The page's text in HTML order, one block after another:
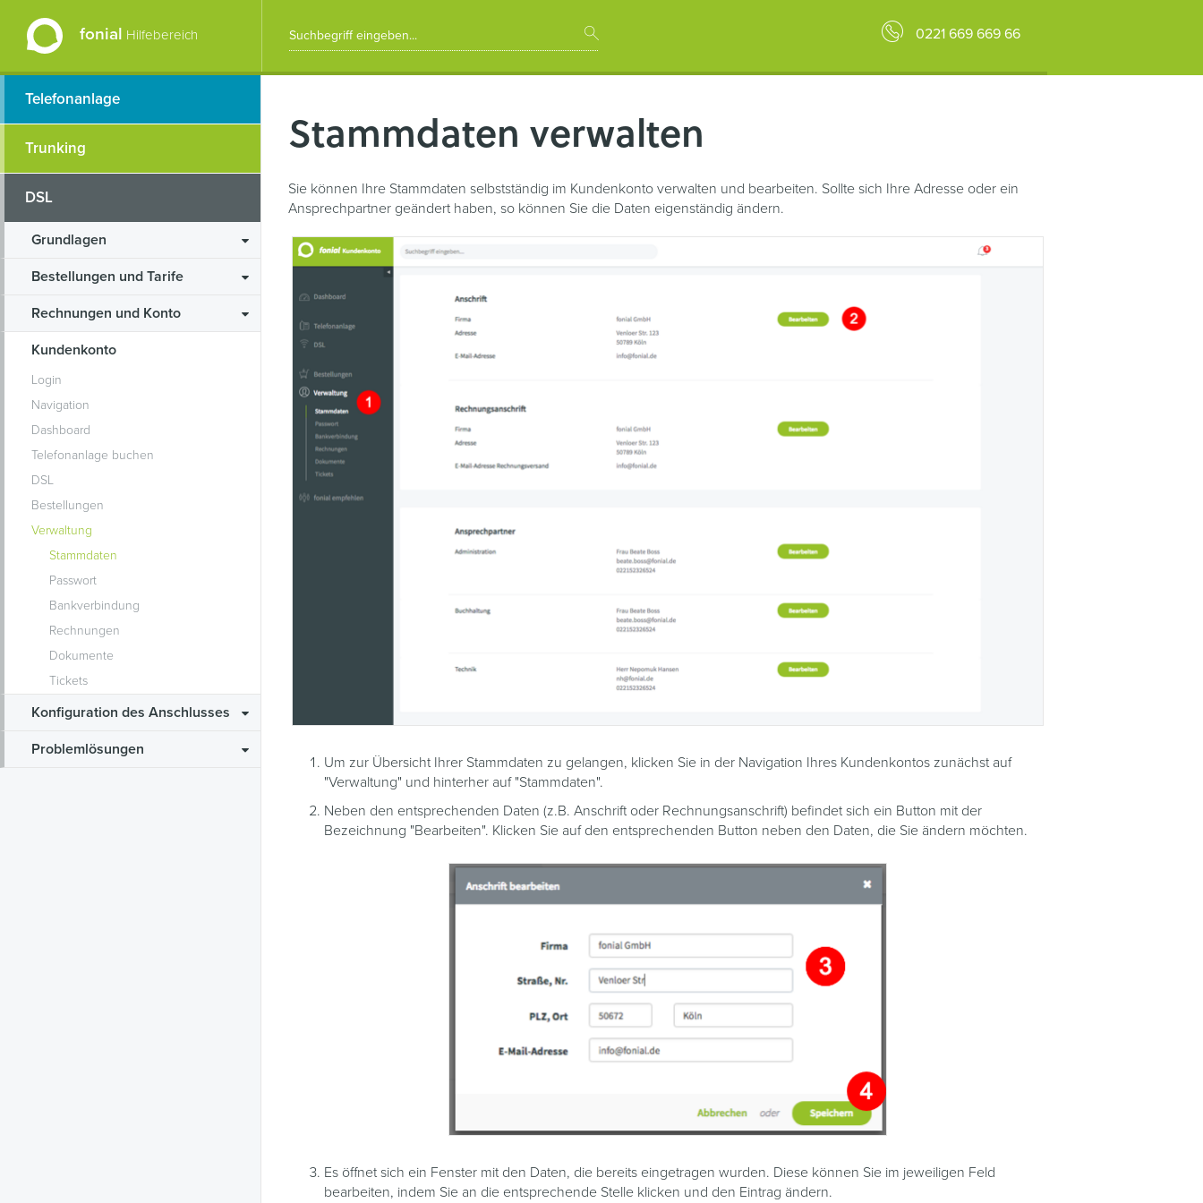
fonial Hilfebereich 0221 669 669 66
Telefonanlage
Trunking
DSL
Grundlagen
Bestellungen und Tarife
Rechnungen und Konto
Kundenkonto
Login
Navigation
Dashboard
Telefonanlage buchen
DSL
Bestellungen
Verwaltung
Stammdaten
Passwort
Bankverbindung
Rechnungen
Dokumente
Tickets
Konfiguration des Anschlusses
Problemlösungen
Stammdaten verwalten
Sie können Ihre Stammdaten selbstständig im Kundenkonto verwalten und bearbeiten. Sollte sich Ihre Adresse oder ein
Ansprechpartner geändert haben, so können Sie die Daten eigenständig ändern.
Um zur Übersicht Ihrer Stammdaten zu gelangen, klicken Sie in der Navigation Ihres Kundenkontos zunächst auf
"Verwaltung" und hinterher auf "Stammdaten".
Neben den entsprechenden Daten (z.B. Anschrift oder Rechnungsanschrift) befindet sich ein Button mit der
Bezeichnung "Bearbeiten". Klicken Sie auf den entsprechenden Button neben den Daten, die Sie ändern möchten.
Es öffnet sich ein Fenster mit den Daten, die bereits eingetragen wurden. Diese können Sie im jeweiligen Feld
bearbeiten, indem Sie an die entsprechende Stelle klicken und den Eintrag ändern.